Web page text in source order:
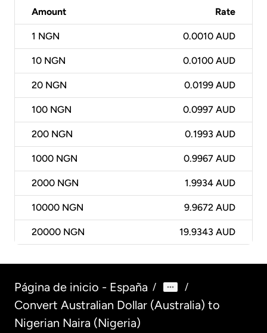
Amount Rate
1 NGN 0.0010 AUD
10 NGN 0.0100 AUD
20 NGN 0.0199 AUD
100 NGN 0.0997 AUD
200 NGN 0.1993 AUD
1000 NGN 0.9967 AUD
2000 NGN 1.9934 AUD
10000 NGN 9.9672 AUD
20000 NGN 19.9343 AUD
Página de inicio - España / /
Convert Australian Dollar (Australia) to
Nigerian Naira (Nigeria)